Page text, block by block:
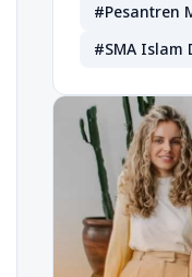
#Pesantren
#SMA Islam